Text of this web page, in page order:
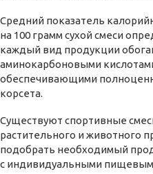
Средний показатель
на 100 грамм сухой смеси
каждый вид продукции
аминокарбоновыми
обеспечивающими
корсета.
Существуют спортивные
растительного и животного
подобрать необходимый
с индивидуальными